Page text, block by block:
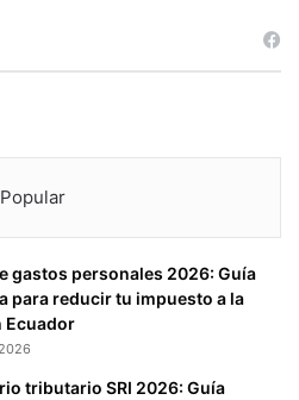
Popular
gastos personales 2026: Guía
para reducir tu impuesto a la
Ecuador
tributario SRI 2026: Guía